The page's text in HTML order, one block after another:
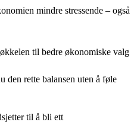
mindre stressende – også
til bedre økonomiske valg
den rette balansen uten å føle
til å bli ett